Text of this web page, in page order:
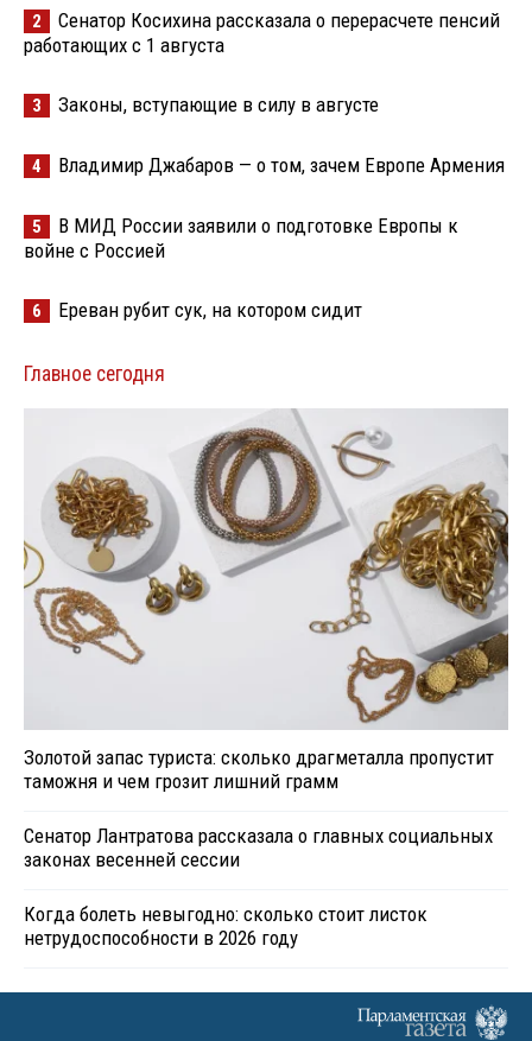
2
Сенатор Косихина рассказала о перерасчете пенсий
работающих с 1 августа
3 Законы, вступающие в силу в августе
4 Владимир Джабаров — о том, зачем Европе Армения
5
В МИД России заявили о подготовке Европы к
войне с Россией
6 Ереван рубит сук, на котором сидит
Главное сегодня
Золотой запас туриста: сколько драгметалла пропустит
таможня и чем грозит лишний грамм
Сенатор Лантратова рассказала о главных социальных
законах весенней сессии
Когда болеть невыгодно: сколько стоит листок
нетрудоспособности в 2026 году